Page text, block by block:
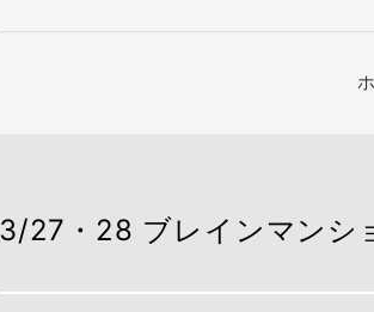
3/27・28 ブレインマンシ